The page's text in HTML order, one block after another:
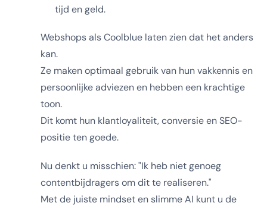
tijd en geld.
Webshops als Coolblue laten zien dat het anders
kan.
Ze maken optimaal gebruik van hun vakkennis en
persoonlijke adviezen en hebben een krachtige
toon.
Dit komt hun klantloyaliteit, conversie en SEO-
positie ten goede.
Nu denkt u misschien: "Ik heb niet genoeg
contentbijdragers om dit te realiseren."
Met de juiste mindset en slimme AI kunt u de